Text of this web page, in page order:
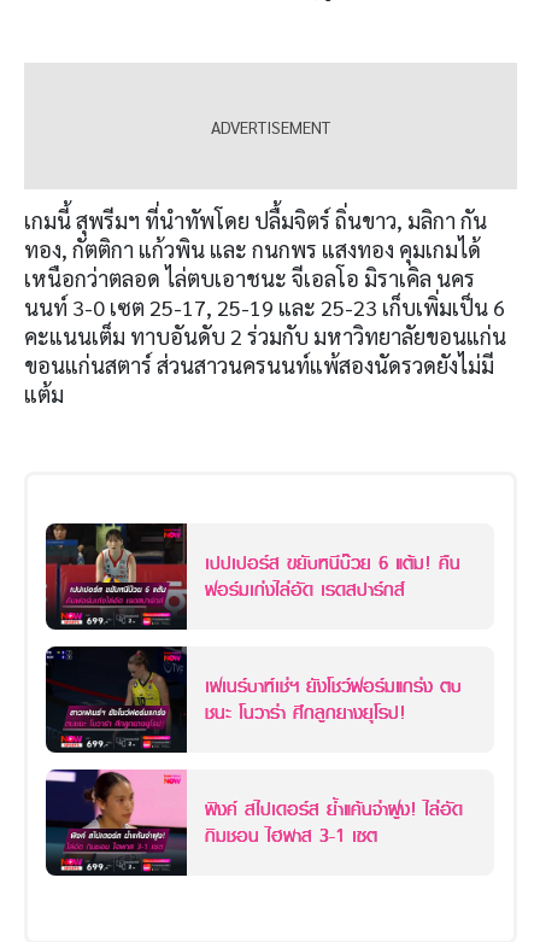
เกมนี้ สุพรีมฯ ที่นำทัพโดย ปลื้มจิตร์ ถิ่นขาว, มลิกา กัน
ทอง, กัตติกา แก้วพิน และ กนกพร แสงทอง คุมเกมได้
เหนือกว่าตลอด ไล่ตบเอาชนะ จีเอลโอ มิราเคิล นคร
นนท์ 3-0 เซต 25-17, 25-19 และ 25-23 เก็บเพิ่มเป็น 6
คะแนนเต็ม ทาบอันดับ 2 ร่วมกับ มหาวิทยาลัยขอนแก่น
ขอนแก่นสตาร์ ส่วนสาวนครนนท์แพ้สองนัดรวดยังไม่มี
แต้ม
เปปเปอร์ส ขยับหนีบ๊วย 6 แต้ม! คืน
ฟอร์มเก่งไล่อัด เรดสปาร์กส์
เฟเนร์บาห์เช่ฯ ยังโชว์ฟอร์มแกร่ง ตบ
ชนะ โนวาร่า ศึกลูกยางยุโรป!
พิงค์ สไปเดอร์ส ย้ำแค้นจ่าฝูง! ไล่อัด
กิมชอน ไฮพาส 3-1 เซต